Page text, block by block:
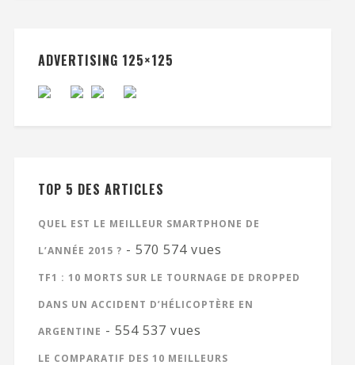
ADVERTISING 125×125
TOP 5 DES ARTICLES
QUEL EST LE MEILLEUR SMARTPHONE DE
L’ANNÉE 2015 ? - 570 574 vues
TF1 : 10 MORTS SUR LE TOURNAGE DE DROPPED
DANS UN ACCIDENT D’HÉLICOPTÈRE EN
ARGENTINE - 554 537 vues
LE COMPARATIF DES 10 MEILLEURS